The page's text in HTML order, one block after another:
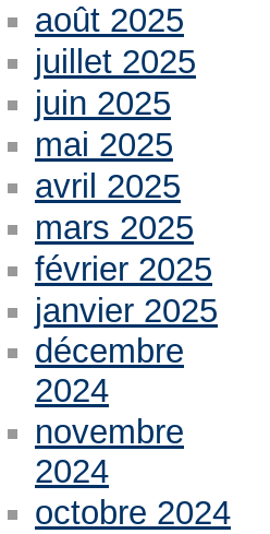
août 2025
juillet 2025
juin 2025
mai 2025
avril 2025
mars 2025
février 2025
janvier 2025
décembre
2024
novembre
2024
octobre 2024